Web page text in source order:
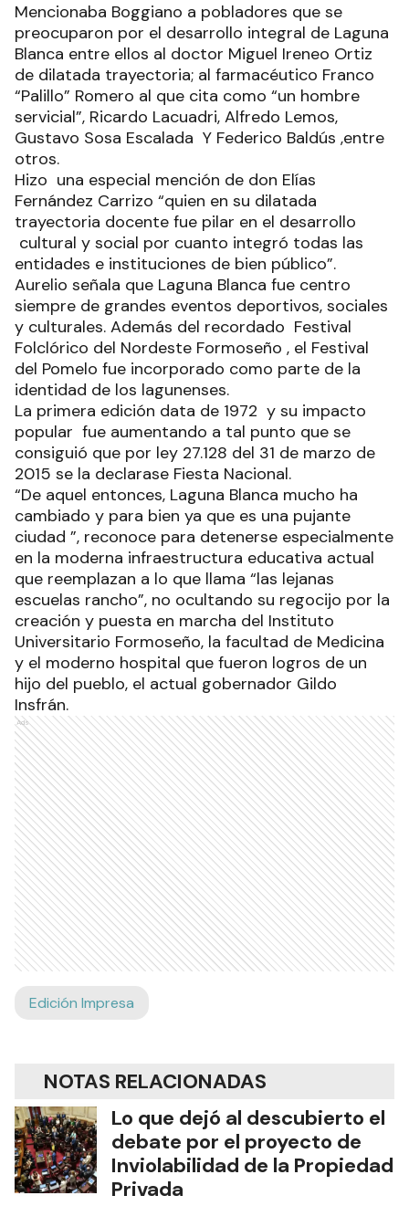
Mencionaba Boggiano a pobladores que se
preocuparon por el desarrollo integral de Laguna
Blanca entre ellos al doctor Miguel Ireneo Ortiz
de dilatada trayectoria; al farmacéutico Franco
“Palillo” Romero al que cita como “un hombre
servicial”, Ricardo Lacuadri, Alfredo Lemos,
Gustavo Sosa Escalada Y Federico Baldús ,entre
otros.
Hizo una especial mención de don Elías
Fernández Carrizo “quien en su dilatada
trayectoria docente fue pilar en el desarrollo
cultural y social por cuanto integró todas las
entidades e instituciones de bien público”.
Aurelio señala que Laguna Blanca fue centro
siempre de grandes eventos deportivos, sociales
y culturales. Además del recordado Festival
Folclórico del Nordeste Formoseño , el Festival
del Pomelo fue incorporado como parte de la
identidad de los lagunenses.
La primera edición data de 1972 y su impacto
popular fue aumentando a tal punto que se
consiguió que por ley 27.128 del 31 de marzo de
2015 se la declarase Fiesta Nacional.
“De aquel entonces, Laguna Blanca mucho ha
cambiado y para bien ya que es una pujante
ciudad ”, reconoce para detenerse especialmente
en la moderna infraestructura educativa actual
que reemplazan a lo que llama “las lejanas
escuelas rancho”, no ocultando su regocijo por la
creación y puesta en marcha del Instituto
Universitario Formoseño, la facultad de Medicina
y el moderno hospital que fueron logros de un
hijo del pueblo, el actual gobernador Gildo
Insfrán.
Ads
Edición Impresa
NOTAS RELACIONADAS
Lo que dejó al descubierto el
debate por el proyecto de
Inviolabilidad de la Propiedad
Privada